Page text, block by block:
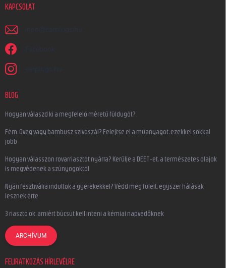
KAPCSOLAT
irjon @ earplugs.hu
Facebook
earplugs.hu
BLOG
Hogyan válaszd ki a megfelelő méretű füldugót?
Fém, üveg vagy bambusz szívószál? Felejtse el a műanyagot, ezekkel sokkal
jobb
Hogyan válasszon rovarriasztót nyárra? Kerülje a DEET-et, a természetes olajok
is megvédenek a szúnyogoktól
Nyári fesztiválra indultok a gyerekekkel? Védd meg füleit, egyszer hálásak
lesznek érte
3 riasztó ok, amiért búcsút kell inteni a kémiai napvédőknek
ARCHÍVUM
FELIRATKOZÁS HÍRLEVÉLRE